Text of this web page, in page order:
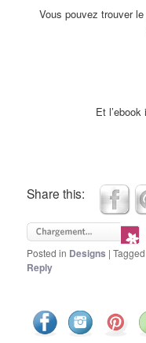
Vous pouvez trouver
Et l’ebook
Share this:
Posted in Designs |Tagged
Reply